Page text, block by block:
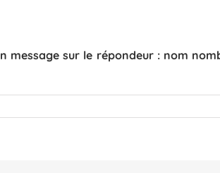
message sur le répondeur : nom